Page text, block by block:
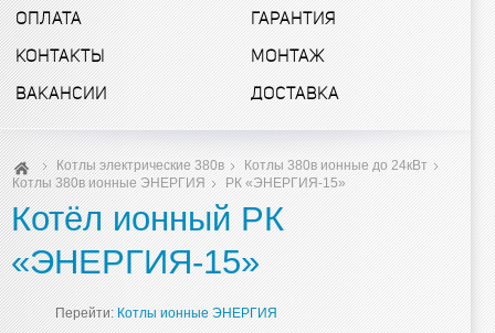
ОПЛАТА
ГАРАНТИЯ
КОНТАКТЫ
МОНТАЖ
ВАКАНСИИ
ДОСТАВКА
Котлы электрические 380в
Котлы 380в ионные до 24кВт
Котлы 380в ионные ЭНЕРГИЯ
РК «ЭНЕРГИЯ-15»
Котёл ионный РК
«ЭНЕРГИЯ-15»
Перейти: Котлы ионные ЭНЕРГИЯ